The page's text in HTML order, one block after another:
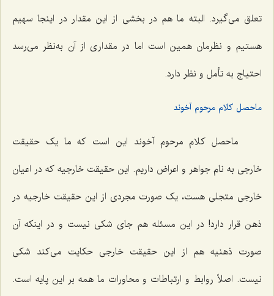
تعلق می‌گیرد. البته ما هم در بخشی از این مقدار در اینجا سهیم
هستیم و نظرمان همین است اما در مقداری از آن به‌نظر می‌رسد
احتیاج به تأمل و نظر دارد.
ماحصل کلام مرحوم آخوند
ماحصل کلام مرحوم آخوند این است که ما یک حقیقت
خارجی به نام جواهر و اعراض داریم. این حقیقت خارجیه که در اعیان
خارجی متجلی هست، یک صورت مجردی از این حقیقت خارجیه در
ذهن قرار دارد! در این مسئله هم جای شکی نیست و در اینکه آن
صورت ذهنیه هم از این حقیقت خارجی حکایت می‌کند شکی
نیست. اصلاً روابط و ارتباطات و محاورات ما همه بر این پایه است.